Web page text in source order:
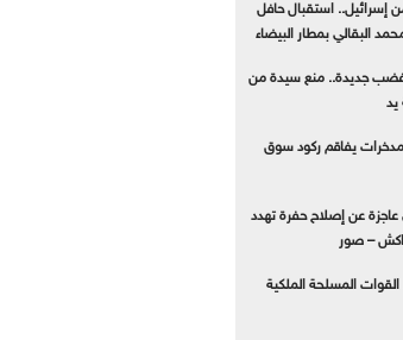
إسرائيل.. استقبال حافل
البقالي بمطار البيضاء
غضب جديدة.. منع سيدة من
مدخرات يفاقم ركود سوق
عن إصلاح حفرة تهدد
– صور
المسلحة الملكية